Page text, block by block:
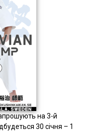
на 3-й
30 січня – 1